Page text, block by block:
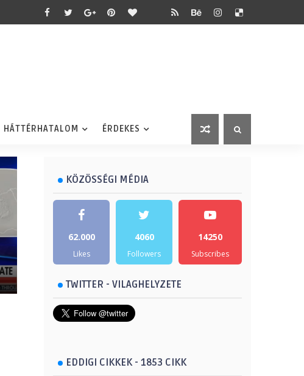
HÁTTÉRHATALOM ÉRDEKES
KÖZÖSSÉGI MÉDIA
62.000
Likes
4060
Followers
14250
Subscribes
TWITTER - VILAGHELYZETE
EDDIGI CIKKEK - 1853 CIKK